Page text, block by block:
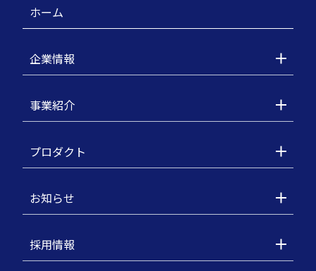
ホーム
企業情報
事業紹介
プロダクト
お知らせ
採用情報